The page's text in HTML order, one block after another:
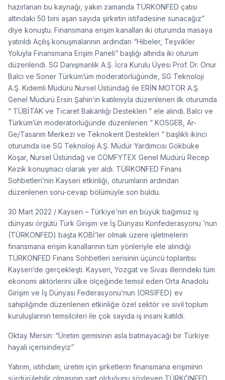
hazırlanan bu kaynağı, yakın zamanda TÜRKONFED çatısı
altındaki 50 bini aşan sayıda şirketin istifadesine sunacağız”
diye konuştu. Finansmana erişim kanalları iki oturumda masaya
yatırıldı Açılış konuşmalarının ardından “Hibeler, Teşvikler
Yoluyla Finansmana Erişim Paneli” başlığı altında iki oturum
düzenlendi. SG Danışmanlık A.Ş. İcra Kurulu Üyesi Prof. Dr. Onur
Balcı ve Soner Türküm’üm moderatörlüğünde, SG Teknoloji
A.Ş. Kıdemli Müdürü Nursel Üstündağ ile ERİN MOTOR A.Ş.
Genel Müdürü Ersin Şahin’in katılımıyla düzenlenen ilk oturumda
“ TÜBİTAK ve Ticaret Bakanlığı Destekleri ” ele alındı. Balcı ve
Türküm’ün moderatörlüğünde düzenlenen “ KOSGEB, Ar-
Ge/Tasarım Merkezi ve Teknokent Destekleri ” başlıklı ikinci
oturumda ise SG Teknoloji A.Ş. Müdür Yardımcısı Gökbüke
Koşar, Nursel Üstündağ ve COMFYTEX Genel Müdürü Recep
Kezik konuşmacı olarak yer aldı. TÜRKONFED Finans
Sohbetleri’nin Kayseri etkinliği, oturumların ardından
düzenlenen soru-cevap bölümüyle son buldu.
30 Mart 2022 / Kayseri – Türkiye’nin en büyük bağımsız iş
dünyası örgütü Türk Girişim ve İş Dünyası Konfederasyonu ’nun
(TÜRKONFED) başta KOBİ’ler olmak üzere işletmelerin
finansmana erişim kanallarının tüm yönleriyle ele alındığı
TÜRKONFED Finans Sohbetleri serisinin üçüncü toplantısı
Kayseri’de gerçekleşti. Kayseri, Yozgat ve Sivas illerindeki tüm
ekonomi aktörlerini ülke ölçeğinde temsil eden Orta Anadolu
Girişim ve İş Dünyası Federasyonu’nun (ORSİFED) ev
sahipliğinde düzenlenen etkinliğe özel sektör ve sivil toplum
kuruluşlarının temsilcileri ile çok sayıda iş insanı katıldı.
Oktay Mersin: “Üretim gemisinin asla batmayacağı bir Türkiye
hayali içerisindeyiz”
Yatırım, istihdam, üretim için şirketlerin finansmana erişiminin
sürdürülebilir olmasının şart olduğunu söyleyen TÜRKONFED